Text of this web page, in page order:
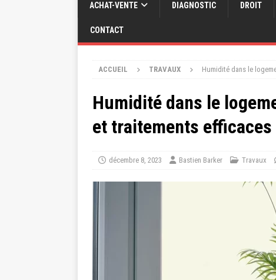
ACHAT-VENTE DIAGNOSTIC DROIT
CONTACT
ACCUEIL TRAVAUX Humidité dans le
Humidité dans le
et traitements efficaces
décembre 8, 2023 Bastien Barker Travaux